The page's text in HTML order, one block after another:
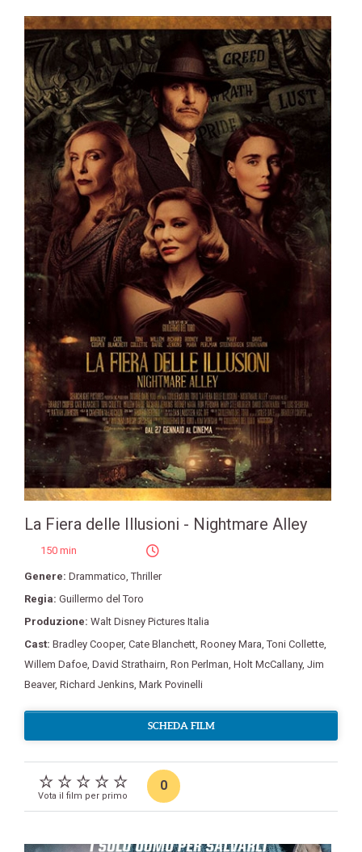
La Fiera delle Illusioni - Nightmare Alley
150 min
Genere: Drammatico,Thriller
Regia: Guillermo del Toro
Produzione: Walt Disney Pictures Italia
Cast: Bradley Cooper, Cate Blanchett, Rooney Mara,Toni Collette,
Willem Dafoe, David Strathairn, Ron Perlman, Holt McCallany, Jim
Beaver, Richard Jenkins, Mark Povinelli
SCHEDA FILM
Vota il film per primo
0